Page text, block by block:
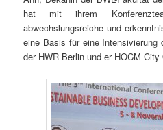
hat mit ihrem
abwechslungsreiche und
eine Basis für eine Intensivierung
der HWR Berlin und er HOCM